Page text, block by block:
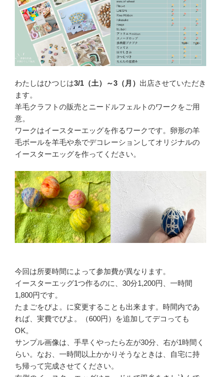
わたしはひつじは3/1（土）～3（月） 出店させていただき
ます。
羊毛クラフトの販売とニードルフェルトのワークをご用
意。
ワークはイースターエッグを作るワークです。卵形の羊
毛ボールを羊毛や糸でデコレーションしてオリジナルの
イースターエッグを作ってください。
今回は所要時間によって参加費が異なります。
イースターエッグ1つ作るのに、30分1,200円、一時間
1,800円です。
たまごをぴよ。に変更することも出来ます。時間内であ
れば、実費でぴよ。（600円）を追加してデコっても
OK。
サンプル画像は、手早くやったら左が30分、右が1時間く
らい。なお、一時間以上かかりそうなときは、自宅に持
ち帰って完成させてください。